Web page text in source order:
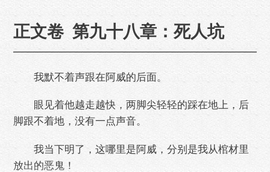
正文卷 第九十八章：死人坑
我默不着声跟在阿威的后面。
眼见着他越走越快，两脚尖轻轻的踩在地上，后
脚跟不着地，没有一点声音。
我当下明了，这哪里是阿威，分别是我从棺材里
放出的恶鬼！